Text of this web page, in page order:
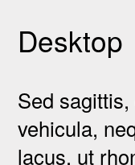
Desktop
Sed
vehicula,
lacus, ut